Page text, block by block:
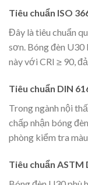
Tiêu chuẩn ISO
Đây là tiêu chuẩn
sơn. Bóng đèn
này với CRI ≥ 90,
Tiêu chuẩn DIN
Trong ngành nội
chấp nhận bóng
phòng kiểm tra màu
Tiêu chuẩn ASTM